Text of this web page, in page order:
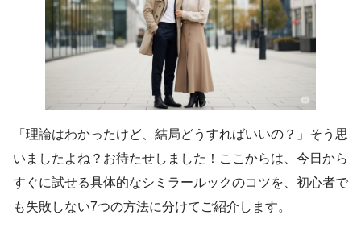
「理論はわかったけど、結局どうすればいいの？」そう思
いましたよね？お待たせしました！ここからは、今日から
すぐに試せる具体的なシミラールックのコツを、初心者で
も失敗しない7つの方法に分けてご紹介します。